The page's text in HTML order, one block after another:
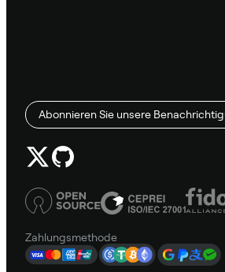
Abonnieren Sie unsere
Zahlungsmethode